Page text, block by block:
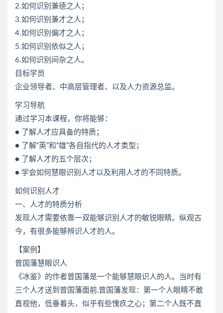
2.如何识别兼德之人；
3.如何识别兼才之人；
4.如何识别偏才之人；
5.如何识别依似之人；
6.如何识别间杂之人。
目标学员
企业领导者、中高层管理者、以及人力资源总监。
学习导航
通过学习本课程，你将能够：
● 了解人才应具备的特质；
● 了解“英”和“雄”各自指代的人才类型；
● 了解人才的五个层次；
● 学会如何慧眼识别人才以及利用人才的不同特质。
如何识别人才
一、人才的特质分析
发现人才需要依靠一双能够识别人才的敏锐眼睛。纵观古
今，有很多能够辨识人才的人。
【案例】
曾国藩慧眼识人
《冰鉴》的作者曾国藩是一个能够慧眼识人的人。当时有
三个人才送到曾国藩面前,曾国藩发现：第一个人眼睛不敢
直视他，低垂着头，似乎有些愧疚之心；第二个人既不直